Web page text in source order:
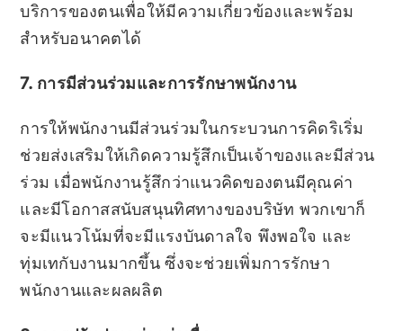
บริการของตนเพื่อให้มีความเกี่ยวข้องและพร้อม
สำหรับอนาคตได้
7. การมีส่วนร่วมและการรักษาพนักงาน
การให้พนักงานมีส่วนร่วมในกระบวนการคิดริเริ่ม
ช่วยส่งเสริมให้เกิดความรู้สึกเป็นเจ้าของและมีส่วน
ร่วม เมื่อพนักงานรู้สึกว่าแนวคิดของตนมีคุณค่า
และมีโอกาสสนับสนุนทิศทางของบริษัท พวกเขาก็
จะมีแนวโน้มที่จะมีแรงบันดาลใจ พึงพอใจ และ
ทุ่มเทกับงานมากขึ้น ซึ่งจะช่วยเพิ่มการรักษา
พนักงานและผลผลิต